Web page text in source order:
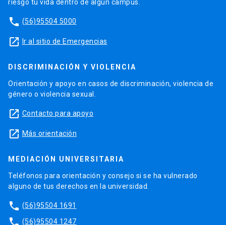
riesgo tu vida dentro de algún campus.
phone (56)95504 5000
launch Ir al sitio de Emergencias
DISCRIMINACIÓN Y VIOLENCIA
Orientación y apoyo en casos de discriminación, violencia de
género o violencia sexual.
launch Contacto para apoyo
launch Más orientación
MEDIACIÓN UNIVERSITARIA
Teléfonos para orientación y consejo si se ha vulnerado
alguno de tus derechos en la universidad.
phone (56)95504 1691
phone (56)95504 1247